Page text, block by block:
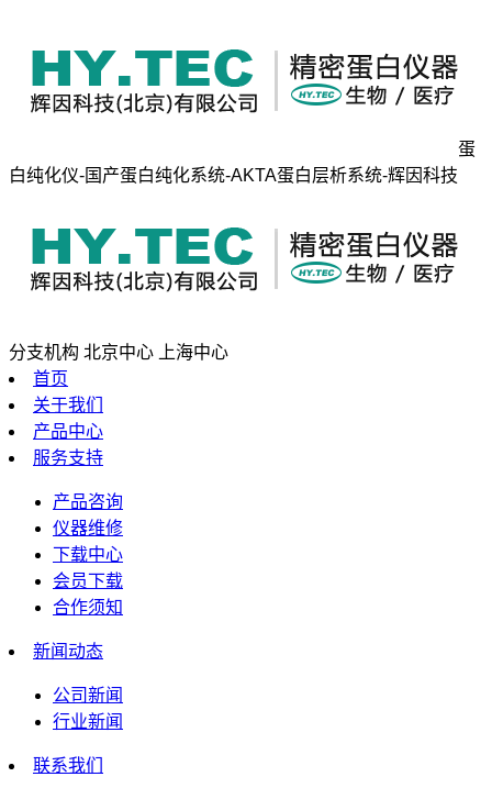
蛋
白纯化仪-国产蛋白纯化系统-AKTA蛋白层析系统-辉因科技
分支机构 北京中心
上海中心
首页
关于我们
产品中心
服务支持
产品咨询
仪器维修
下载中心
会员下载
合作须知
新闻动态
公司新闻
行业新闻
联系我们